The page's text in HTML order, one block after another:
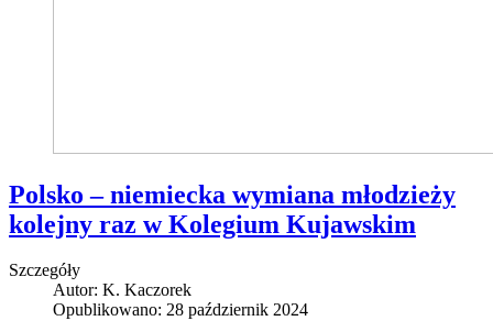
Polsko – niemiecka wymiana młodzieży
kolejny raz w Kolegium Kujawskim
Szczegóły
Autor: K. Kaczorek
Opublikowano: 28 październik 2024